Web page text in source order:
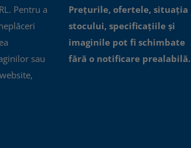
Pentru a
sau
Prețurile, ofertele, situația
stocului, specificațiile și
imaginile pot fi schimbate
fără o notificare prealabilă.